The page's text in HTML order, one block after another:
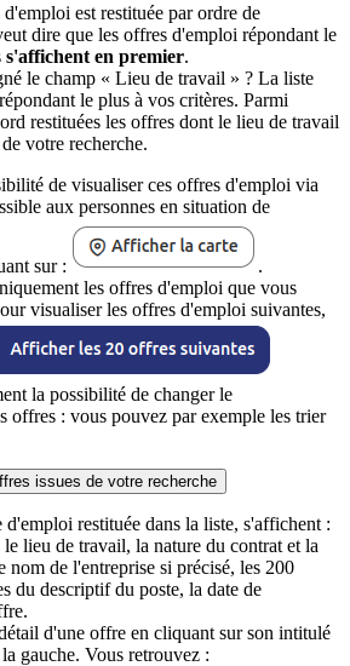
est restituée par ordre de
dire que les offres d'emploi répondant le
s'affichent en premier.
le champ « Lieu de travail » ? La liste
le plus à vos critères. Parmi
restituées les offres dont le lieu de travail
votre recherche.
de visualiser ces offres d'emploi via
aux personnes en situation de
sur :
.
les offres d'emploi que vous
visualiser les offres d'emploi suivantes,
la possibilité de changer le
offres : vous pouvez par exemple les trier
issues de votre recherche
restituée dans la liste, s'affichent :
lieu de travail, la nature du contrat et la
nom de l'entreprise si précisé, les 200
du descriptif du poste, la date de
d'une offre en cliquant sur son intitulé
gauche. Vous retrouvez :